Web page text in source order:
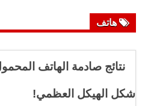
هاتف
نتائج صادمة الهاتف
شكل الهيكل العظمي!